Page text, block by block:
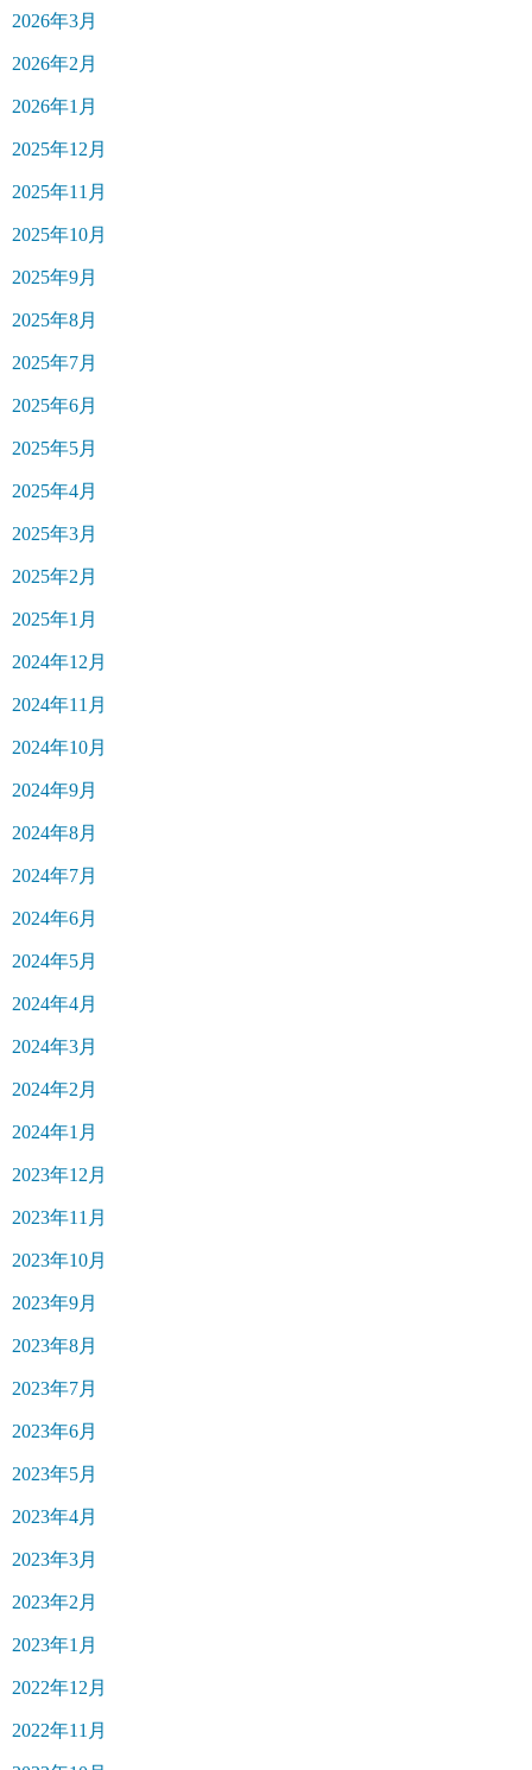
2026年3月
2026年2月
2026年1月
2025年12月
2025年11月
2025年10月
2025年9月
2025年8月
2025年7月
2025年6月
2025年5月
2025年4月
2025年3月
2025年2月
2025年1月
2024年12月
2024年11月
2024年10月
2024年9月
2024年8月
2024年7月
2024年6月
2024年5月
2024年4月
2024年3月
2024年2月
2024年1月
2023年12月
2023年11月
2023年10月
2023年9月
2023年8月
2023年7月
2023年6月
2023年5月
2023年4月
2023年3月
2023年2月
2023年1月
2022年12月
2022年11月